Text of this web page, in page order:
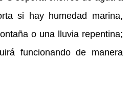
si hay humedad marina,
o una lluvia repentina;
funcionando de manera